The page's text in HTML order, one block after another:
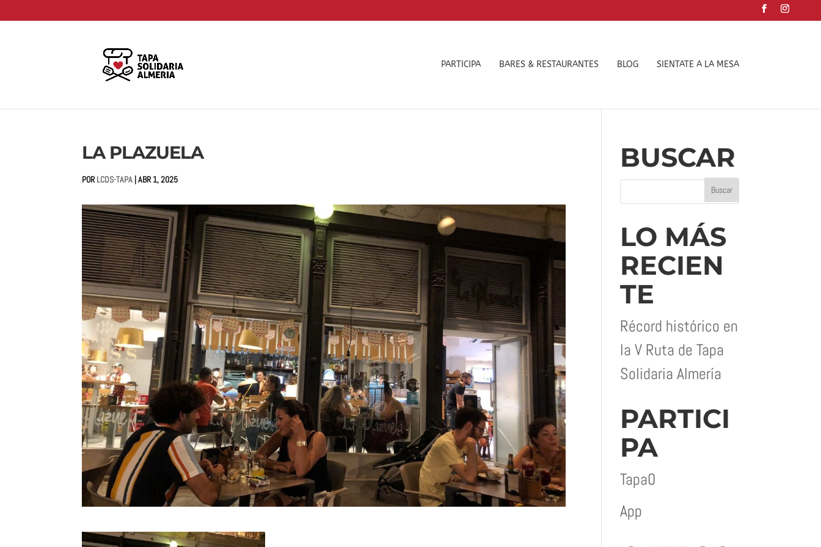
PARTICIPA BARES & RESTAURANTES BLOG SIENTATE A LA MESA
LA PLAZUELA
PORLCDS-TAPA |ABR 1, 2025
BUSCAR
LO MÁS
RECIEN
TE
Récord histórico en
la V Ruta de Tapa
Solidaria Almería
PARTICI
PA
Tapa0
App